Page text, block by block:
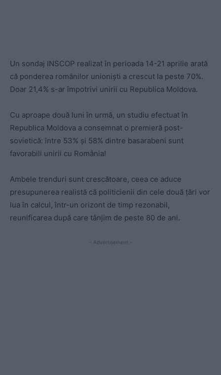
Un sondaj INSCOP realizat în perioada 14-21 aprilie arată
că ponderea românilor unioniști a crescut la peste 70%.
Doar 21,4% s-ar împotrivi unirii cu Republica Moldova.
Cu aproape două luni în urmă, un studiu efectuat în
Republica Moldova a consemnat o premieră post-
sovietică: între 53% și 58% dintre basarabeni sunt
favorabili unirii cu România!
Ambele trenduri sunt crescătoare, ceea ce aduce
presupunerea realistă că politicienii din cele două țări vor
lua în calcul, într-un orizont de timp rezonabil,
reunificarea după care tânjim de peste 80 de ani.
- Advertisement -